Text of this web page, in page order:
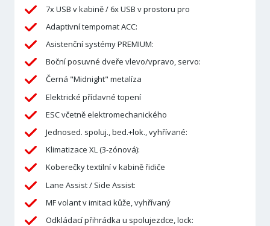
7x USB v kabině / 6x USB v prostoru pro
Adaptivní tempomat ACC:
Asistenční systémy PREMIUM:
Boční posuvné dveře vlevo/vpravo, servo:
Černá "Midnight" metalíza
Elektrické přídavné topení
ESC včetně elektromechanického
Jednosed. spoluj., bed.+lok., vyhřívané:
Klimatizace XL (3-zónová):
Koberečky textilní v kabině řidiče
Lane Assist / Side Assist:
MF volant v imitaci kůže, vyhřívaný
Odkládací přihrádka u spolujezdce, lock: